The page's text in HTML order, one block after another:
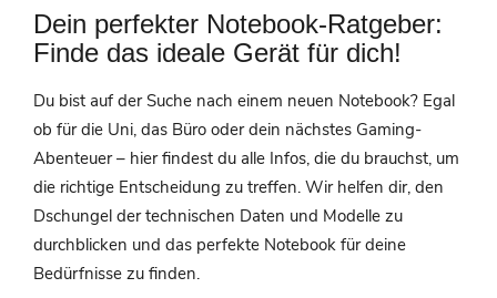
Full
HD
Dein perfekter Notebook-Ratgeber:
Finde das ideale Gerät für dich!
Du bist auf der Suche nach einem neuen Notebook? Egal
ob für die Uni, das Büro oder dein nächstes Gaming-
Abenteuer – hier findest du alle Infos, die du brauchst, um
die richtige Entscheidung zu treffen. Wir helfen dir, den
Dschungel der technischen Daten und Modelle zu
durchblicken und das perfekte Notebook für deine
Bedürfnisse zu finden.